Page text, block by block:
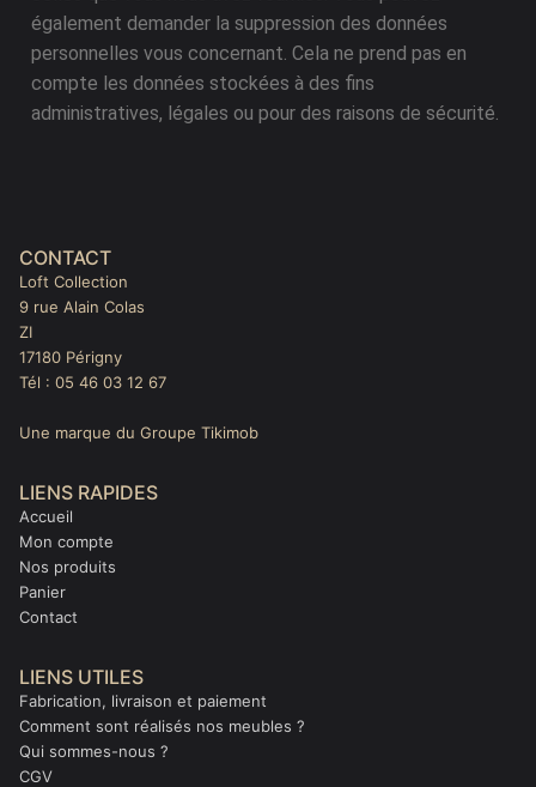
également demander la suppression des données
personnelles vous concernant. Cela ne prend pas en
compte les données stockées à des fins
administratives, légales ou pour des raisons de sécurité.
CONTACT
Loft Collection
9 rue Alain Colas
ZI
17180 Périgny
Tél : 05 46 03 12 67
Une marque du Groupe Tikimob
LIENS RAPIDES
Accueil
Mon compte
Nos produits
Panier
Contact
LIENS UTILES
Fabrication, livraison et paiement
Comment sont réalisés nos meubles ?
Qui sommes-nous ?
CGV